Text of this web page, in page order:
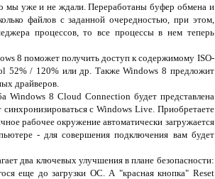
мы уже и не ждали. Переработаны буфер обмена и
файлов с заданной очередностью, при этом,
процессов, то все процессы в нем теперь
8 поможет получить доступ к содержимому ISO-
52% / 120% или др. Также Windows 8 предложит
драйверов.
Windows 8 Cloud Connection будет представлена
с Windows Live. Приобретаете
рабочее окружение автоматически загружается
- для совершения подключения вам будет
два ключевых улучшения в плане безопасности:
еще до загрузки ОС. А "красная кнопка" Reset